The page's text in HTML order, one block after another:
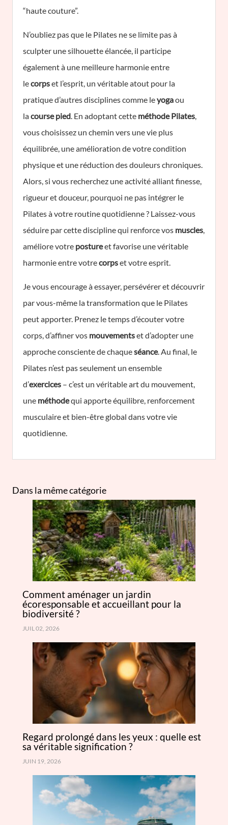
“haute couture”.
N’oubliez pas que le Pilates ne se limite pas à
sculpter une silhouette élancée, il participe
également à une meilleure harmonie entre
lecorpset l’esprit, un véritable atout pour la
pratique d’autres disciplines comme leyogaou
lacourse pied. En adoptant cette méthode Pilates,
vous choisissez un chemin vers une vie plus
équilibrée, une amélioration de votre condition
physique et une réduction des douleurs chroniques.
Alors, si vous recherchez une activité alliant finesse,
rigueur et douceur, pourquoi ne pas intégrer le
Pilates à votre routine quotidienne ? Laissez-vous
séduire par cette discipline qui renforce vos muscles,
améliore votre postureet favorise une véritable
harmonie entre votrecorpset votre esprit.
Je vous encourage à essayer, persévérer et découvrir
par vous-même la transformation que le Pilates
peut apporter. Prenez le temps d’écouter votre
corps, d’affiner vos mouvementset d’adopter une
approche consciente de chaqueséance. Au final, le
Pilates n’est pas seulement un ensemble
d’exercices – c’est un véritable art du mouvement,
une méthodequi apporte équilibre, renforcement
musculaire et bien-être global dans votre vie
quotidienne.
Dans la même catégorie
Comment aménager un jardin
écoresponsable et accueillant pour la
biodiversité ?
JUIL 02, 2026
Regard prolongé dans les yeux : quelle est
sa véritable signification ?
JUIN 19, 2026